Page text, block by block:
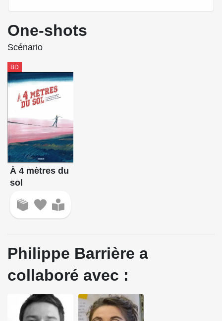
One-shots
Scénario
BD
À 4 mètres du
sol
Philippe Barrière a
collaboré avec :